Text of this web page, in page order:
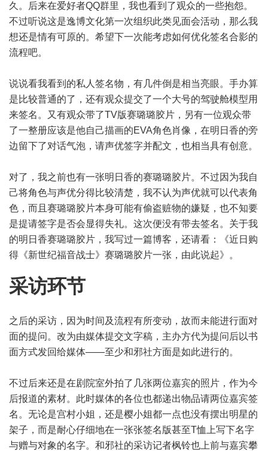
久。后来在爱好者QQ群里，我也看到了观众的一些抱怨。
不过听说这是逸博文化第一次组织此类见面会活动，那么我
想还是情有可原的。希望下一次能考虑如何优化签名合影的
流程吧。
说说看我看到的私人签名物，有几件倒是相当亮眼。手办算
是比较普通的了，还有观众提交了一个大号的驾驶舱模型用
来签名。又有观众带了TV版赛璐璐胶片，另有一位观众带
了一整册应该是他自己描画的EVA角色肖像，在明日香的旁
边留下了对话气泡，请声优签字并配文，也相当具有创意。
对了，我之前也有一张明日香的赛璐璐胶片。不过因为我自
己将角色与声优分得比较清楚，我不认为声优就可以代表角
色，而且赛璐璐胶片本身可能有偷盗赃物的嫌疑，也不知要
是提请签字是否会显得失礼。这次便没有带去签名。关于我
的明日香赛璐璐胶片，我写过一篇博客，还请看：
《近日购
得《新世纪福音战士》赛璐璐胶片一张，由此说起》
。
采访环节
之后的采访，因为时间及流程有所变动，故而未能进行面对
面的提问。改为由媒体提交文字稿，主办方代为提问后以书
面方式发回给媒体——至少和邪社方面是如此进行的。
不过后来还是在剧院室外拍了几张两位嘉宾的照片，作为今
后报道的素材。此时媒体的各位也都递出物品请两位嘉宾签
名。无论是宫村小姐，还是樱小姐都一点也没有摆出明星的
架子，而是耐心仔细地在一张张签名版甚至T恤上写下名字
与赠与对象的名字。和邪社的采访记者枫铃也上前与嘉宾攀